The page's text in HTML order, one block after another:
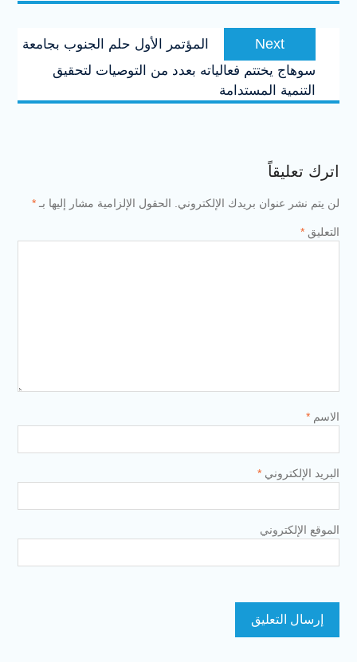
Next
Next
post:
المؤتمر الأول حلم الجنوب بجامعة
سوهاج يختتم فعالياته بعدد من التوصيات لتحقيق
التنمية المستدامة
اترك تعليقاً
لن يتم نشر عنوان بريدك الإلكتروني. الحقول الإلزامية مشار إليها بـ *
التعليق *
الاسم *
البريد الإلكتروني *
الموقع الإلكتروني